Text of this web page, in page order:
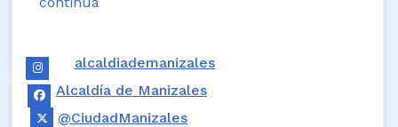
alcaldiademanizales
Alcaldía de Manizales
@CiudadManizales